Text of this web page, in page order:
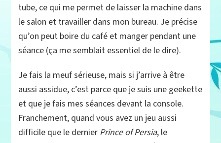
tube, ce qui me permet de laisser la machine dans
le salon et travailler dans mon bureau. Je précise
qu’on peut boire du café et manger pendant une
séance (ça me semblait essentiel de le dire).
Je fais la meuf sérieuse, mais si j’arrive à être
aussi assidue, c’est parce que je suis une geekette
et que je fais mes séances devant la console.
Franchement, quand vous avez un jeu aussi
difficile que le dernier Prince of Persia, le